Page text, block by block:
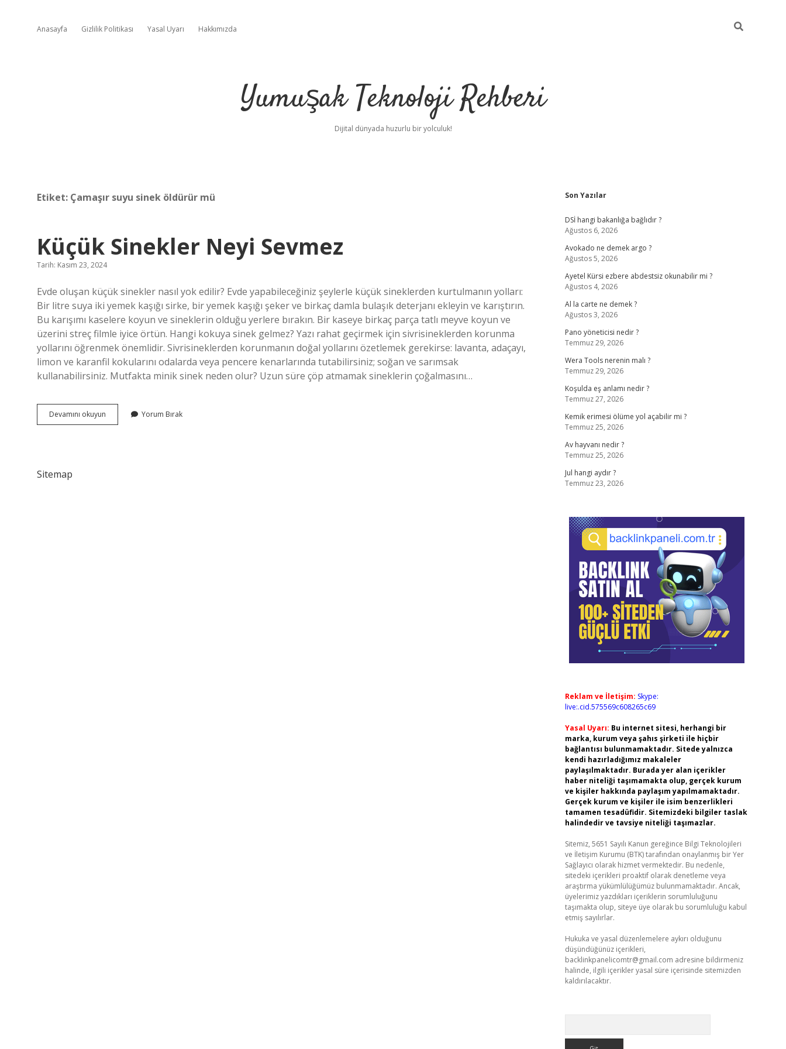
Anasayfa Gizlilik Politikası Yasal Uyarı Hakkımızda
Yumuşak Teknoloji Rehberi
Dijital dünyada huzurlu bir yolculuk!
Etiket: Çamaşır suyu sinek öldürür mü
Küçük Sinekler Neyi Sevmez
Tarih: Kasım 23, 2024
Evde oluşan küçük sinekler nasıl yok edilir? Evde yapabileceğiniz şeylerle küçük sineklerden kurtulmanın yolları:
Bir litre suya iki yemek kaşığı sirke, bir yemek kaşığı şeker ve birkaç damla bulaşık deterjanı ekleyin ve karıştırın.
Bu karışımı kaselere koyun ve sineklerin olduğu yerlere bırakın. Bir kaseye birkaç parça tatlı meyve koyun ve
üzerini streç filmle iyice örtün. Hangi kokuya sinek gelmez? Yazı rahat geçirmek için sivrisineklerden korunma
yollarını öğrenmek önemlidir. Sivrisineklerden korunmanın doğal yollarını özetlemek gerekirse: lavanta, adaçayı,
limon ve karanfil kokularını odalarda veya pencere kenarlarında tutabilirsiniz; soğan ve sarımsak
kullanabilirsiniz. Mutfakta minik sinek neden olur? Uzun süre çöp atmamak sineklerin çoğalmasını…
Devamını okuyun
Sinekler
Yorum Bırak
Sitemap
Sidebar
Son Yazılar
DSİ hangi bakanlığa bağlıdır ?
Ağustos 6, 2026
Avokado ne demek argo ?
Ağustos 5, 2026
Ayetel Kürsi ezbere abdestsiz okunabilir mi ?
Ağustos 4, 2026
Al la carte ne demek ?
Ağustos 3, 2026
Pano yöneticisi nedir ?
Temmuz 29, 2026
Wera Tools nerenin malı ?
Temmuz 29, 2026
Koşulda eş anlamı nedir ?
Temmuz 27, 2026
Kemik erimesi ölüme yol açabilir mi ?
Temmuz 25, 2026
Av hayvanı nedir ?
Temmuz 25, 2026
Jul hangi aydır ?
Temmuz 23, 2026
Reklam ve İletişim: Skype:
live:.cid.575569c608265c69
Yasal Uyarı: Bu internet sitesi, herhangi bir
marka, kurum veya şahıs şirketi ile hiçbir
bağlantısı bulunmamaktadır. Sitede yalnızca
kendi hazırladığımız makaleler
paylaşılmaktadır. Burada yer alan içerikler
haber niteliği taşımamakta olup, gerçek kurum
ve kişiler hakkında paylaşım yapılmamaktadır.
Gerçek kurum ve kişiler ile isim benzerlikleri
tamamen tesadüfidir. Sitemizdeki bilgiler taslak
halindedir ve tavsiye niteliği taşımazlar.
Sitemiz, 5651 Sayılı Kanun gereğince Bilgi Teknolojileri
ve İletişim Kurumu (BTK) tarafından onaylanmış bir Yer
Sağlayıcı olarak hizmet vermektedir. Bu nedenle,
sitedeki içerikleri proaktif olarak denetleme veya
araştırma yükümlülüğümüz bulunmamaktadır. Ancak,
üyelerimiz yazdıkları içeriklerin sorumluluğunu
taşımakta olup, siteye üye olarak bu sorumluluğu kabul
etmiş sayılırlar.
Hukuka ve yasal düzenlemelere aykırı olduğunu
düşündüğünüz içerikleri,
backlinkpanelicomtr@gmail.com adresine bildirmeniz
halinde, ilgili içerikler yasal süre içerisinde sitemizden
kaldırılacaktır.